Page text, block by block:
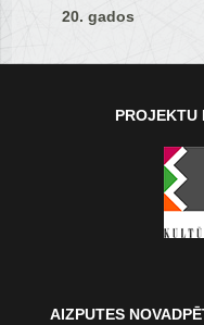
20. gados
PROJEKTU
AIZPUTES